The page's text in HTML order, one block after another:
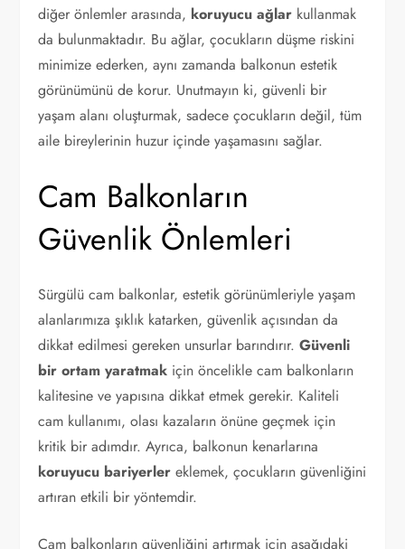
diğer önlemler arasında, koruyucu ağlar kullanmak
da bulunmaktadır. Bu ağlar, çocukların düşme riskini
minimize ederken, aynı zamanda balkonun estetik
görünümünü de korur. Unutmayın ki, güvenli bir
yaşam alanı oluşturmak, sadece çocukların değil, tüm
aile bireylerinin huzur içinde yaşamasını sağlar.
Cam Balkonların
Güvenlik Önlemleri
Sürgülü cam balkonlar, estetik görünümleriyle yaşam
alanlarımıza şıklık katarken, güvenlik açısından da
dikkat edilmesi gereken unsurlar barındırır.Güvenli
bir ortam yaratmak için öncelikle cam balkonların
kalitesine ve yapısına dikkat etmek gerekir. Kaliteli
cam kullanımı, olası kazaların önüne geçmek için
kritik bir adımdır. Ayrıca, balkonun kenarlarına
koruyucu bariyerler eklemek, çocukların güvenliğini
artıran etkili bir yöntemdir.
Cam balkonların güvenliğini artırmak için aşağıdaki